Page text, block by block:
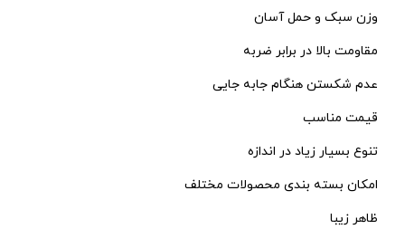
وزن سبک و حمل آسان
مقاومت بالا در برابر ضربه
عدم شکستن هنگام جابه جایی
قیمت مناسب
تنوع بسیار زیاد در اندازه
امکان بسته بندی محصولات مختلف
ظاهر زیبا